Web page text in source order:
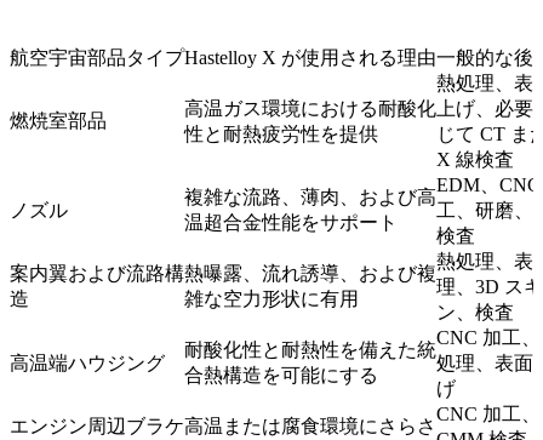
航空宇宙部品タイプHastelloy X が使用される理由一般的な後
燃焼室部品
高温ガス環境における耐酸化
性と耐熱疲労性を提供
熱処理、表
上げ、必要
じて CT ま
X 線検査
ノズル
複雑な流路、薄肉、および高
温超合金性能をサポート
EDM、
工、研磨、
検査
案内翼および流路構
造
熱曝露、流れ誘導、および複
雑な空力形状に有用
熱処理、表
理、3D ス
ン、検査
高温端ハウジング
耐酸化性と耐熱性を備えた統
合熱構造を可能にする
CNC 加工
処理、表面
げ
エンジン周辺ブラケ高温または腐食環境にさらさ
CNC 加工、